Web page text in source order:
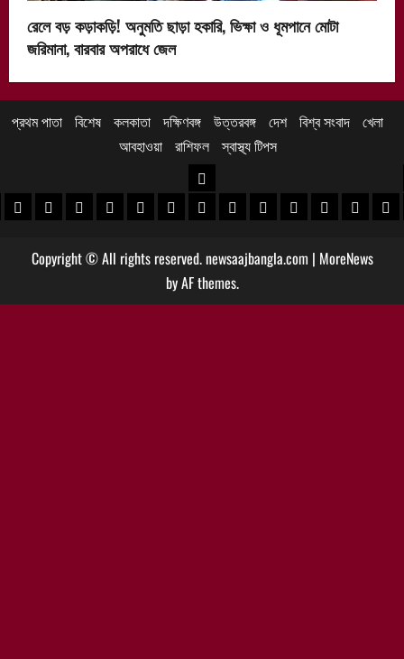
রেলে বড় কড়াকড়ি! অনুমতি ছাড়া হকারি, ভিক্ষা ও ধূমপানে মোটা
জরিমানা, বারবার অপরাধে জেল
প্রথম পাতা বিশেষ কলকাতা দক্ষিণবঙ্গ উত্তরবঙ্গ দেশ বিশ্ব সংবাদ খেলা
আবহাওয়া
রাশিফল স্বাস্থ্য টিপস
খবর
খবর
পুরুলিয়া খবর
বাঁকুড়া খবরপশ্চিম বর্ধমান খবর
পূর্ব বর্ধমান খবর
বীরভূম খবরমুর্শিদাবাদ খবর
উত্তরবঙ্গ
কোচবিহার নিউজ
আলিপুরদুয়ার খবর
জলপাইগুড়ি খবর
শিলিগুড়ি খবর
উত্তরদক্ষিণ
Copyright © All rights reserved. newsaajbangla.com | MoreNews
by AF themes.